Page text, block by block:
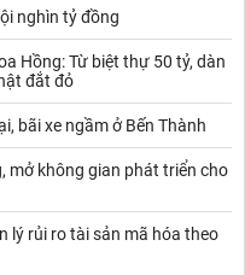
nghìn tỷ đồng
Hồng: Từ biệt thự 50 tỷ, dàn
đắt đỏ
bãi xe ngầm ở Bến Thành
mở không gian phát triển cho
lý rủi ro tài sản mã hóa theo